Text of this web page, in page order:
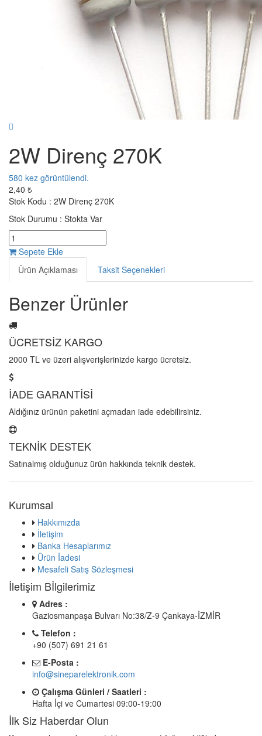
2W Direnç 270K
580 kez görüntülendi.
2,40 ₺
Stok Kodu : 2W Direnç 270K
Stok Durumu : Stokta Var
Sepete Ekle
Ürün Açıklaması
Taksit Seçenekleri
Benzer Ürünler
ÜCRETSİZ KARGO
2000 TL ve üzeri alışverişlerinizde kargo ücretsiz.
İADE GARANTİSİ
Aldığınız ürünün paketini açmadan iade edebilirsiniz.
TEKNİK DESTEK
Satınalmış olduğunuz ürün hakkında teknik destek.
Kurumsal
Hakkımızda
İletişim
Banka Hesaplarımız
Ürün İadesi
Mesafeli Satış Sözleşmesi
İletişim Bİlgilerimiz
Adres :
Gaziosmanpaşa Bulvarı No:38/Z-9 Çankaya-İZMİR
Telefon :
+90 (507) 691 21 61
E-Posta :
info@sineparelektronik.com
Çalışma Günleri / Saatleri :
Hafta İçi ve Cumartesi 09:00-19:00
İlk Siz Haberdar Olun